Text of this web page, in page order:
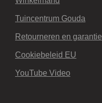
Tuincentrum Gouda
Retourneren en garantie
Cookiebeleid EU
YouTube Video